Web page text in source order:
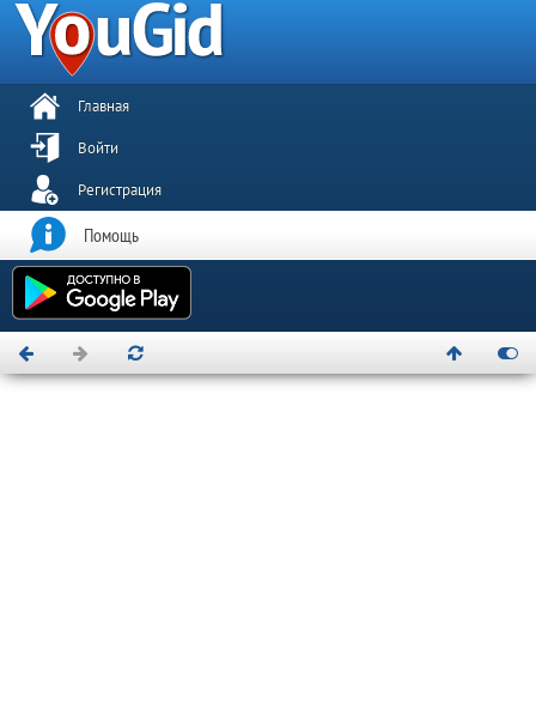
Главная
Войти
Регистрация
Помощь